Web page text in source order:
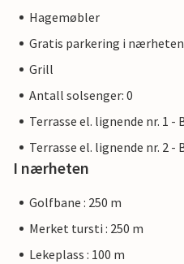
Hagemøbler
Gratis parkering i nærheten
Grill
Antall solsenger: 0
Terrasse el. lignende nr. 1 -
Terrasse el. lignende nr. 2 -
I nærheten
Golfbane : 250 m
Merket tursti : 250 m
Lekeplass : 100 m